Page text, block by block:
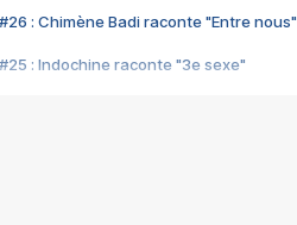
#26 : Chimène Badi raconte "Entre nous"
#25 : Indochine raconte "3e sexe"